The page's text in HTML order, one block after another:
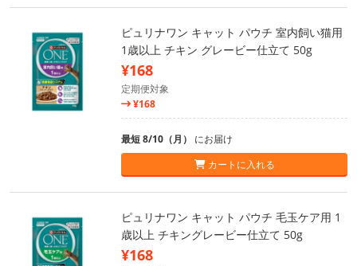
ピュリナワン キャット パウチ 室内飼い猫用
1歳以上 チキン グレービー仕立て 50g
¥168
定期便対象
¥168
最短 8/10（月） にお届け
カートに入れる
ピュリナワン キャット パウチ 毛玉ケア用 1
歳以上 チキングレービー仕立て 50g
¥168